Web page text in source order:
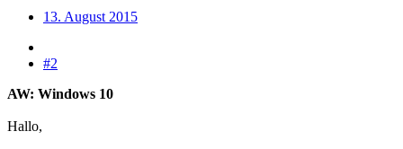
13. August 2015
#2
AW: Windows 10
Hallo,